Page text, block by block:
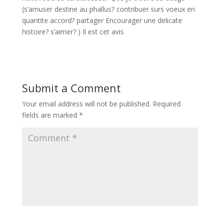
(s’amuser destine au phallus? contribuer surs voeux en
quantite accord? partager Encourager une delicate
histoire? s’aimer? ) Il est cet avis
Submit a Comment
Your email address will not be published. Required
fields are marked *